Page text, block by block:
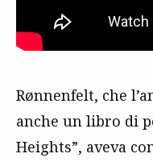
Rønnenfelt, che
anche un libro di
Heights”, aveva